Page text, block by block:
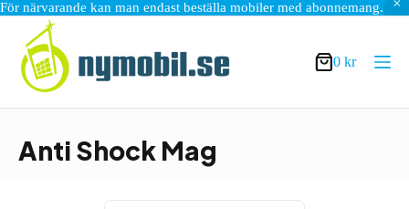
För närvarande kan man endast beställa mobiler med abonnemang.
innehåll
Varukorg
0 kr
Anti Shock Mag